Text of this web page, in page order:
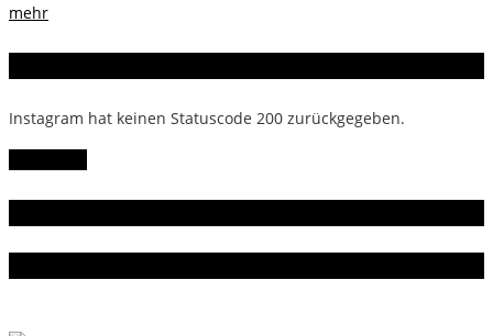
mehr
Instagram hat keinen Statuscode 200 zurückgegeben.